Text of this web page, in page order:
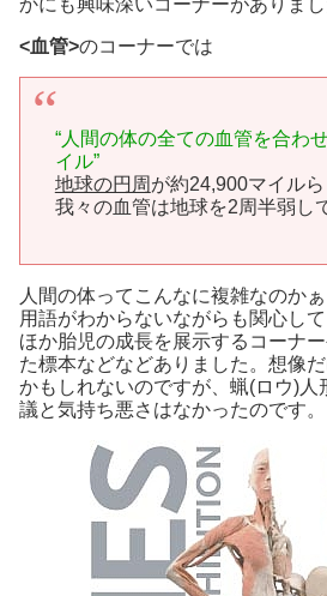
<血管>のコーナーでは
“人間の体の全ての血管を合わ
イル”
地球の円周 が約24,900マイル
我々の血管は地球を2周半弱し
人間の体ってこんなに複雑なのか
用語がわからないながらも関心し
ほか胎児の成長を展示するコーナ
た標本などなどありました。想像
かもしれないのですが、蝋(ロウ)人
議と気持ち悪さはなかったのです。